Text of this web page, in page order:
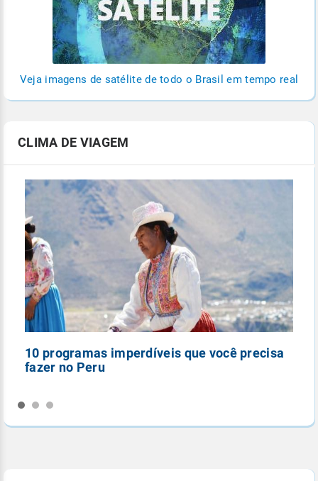
Veja imagens de satélite de todo o Brasil em tempo real
CLIMA DE VIAGEM
10 programas imperdíveis que você precisa
fazer no Peru